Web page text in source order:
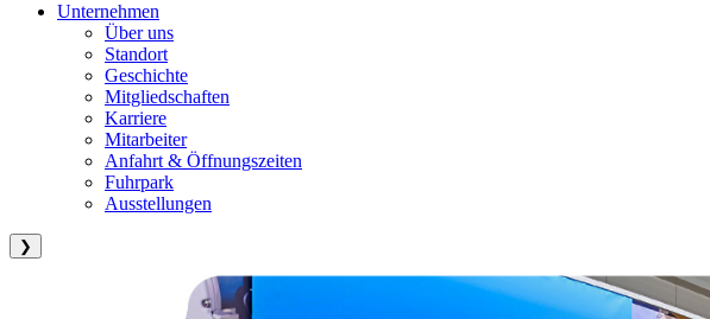
Unternehmen
Über uns
Standort
Geschichte
Mitgliedschaften
Karriere
Mitarbeiter
Anfahrt & Öffnungszeiten
Fuhrpark
Ausstellungen
❯